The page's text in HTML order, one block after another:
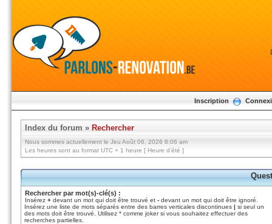
Inscription
Index du forum » Rechercher
Nous sommes actuellement le Jeu Août 06, 2026 8:06 am
Les heures sont au format UTC + 1 heure [ Heure d’été ]
Rechercher par mot(s)-clé(s) :
Insérez + devant un mot qui doit être trouvé et - devant un mot qui doit être ignoré.
Insérez une liste de mots séparés entre des barres verticales discontinues | si seul un
des mots doit être trouvé. Utilisez * comme joker si vous souhaitez effectuer des
recherches partielles.